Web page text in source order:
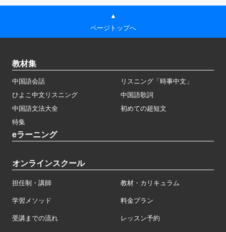
▲
ページトップへ
教材集
中国語会話
リスニング「時事中文」
ひよこ中文リスニング
中国語歌詞
中国語文法大全
初めての超短文
特集
eラーニング
オンラインスクール
担任制・講師 教材・カリキュラム
学習メソッド 料金プラン
受講までの流れ レッスン予約